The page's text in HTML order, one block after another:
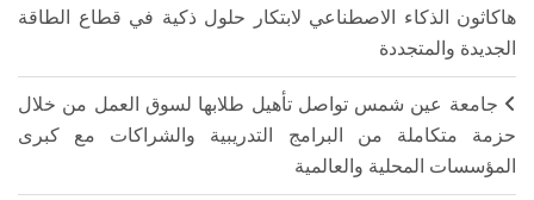
هاكاثون الذكاء الاصطناعي لابتكار حلول ذكية في قطاع الطاقة
الجديدة والمتجددة
جامعة عين شمس تواصل تأهيل طلابها لسوق العمل من خلال
حزمة متكاملة من البرامج التدريبية والشراكات مع كبرى
المؤسسات المحلية والعالمية